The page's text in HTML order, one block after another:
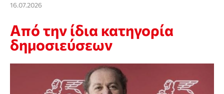
16.07.2026
Από την ίδια κατηγορία
δημοσιεύσεων